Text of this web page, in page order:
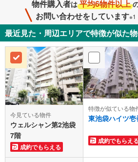
物件購入者は 平均6物件以上
お問い合わせをしています※1
最近見た・周辺エリアで特徴が似た
今見ている物件
ウェルシャン第2池袋
7階
成約でもらえる
特徴が似ている物
東池袋ハイツ壱
成約でもらえる